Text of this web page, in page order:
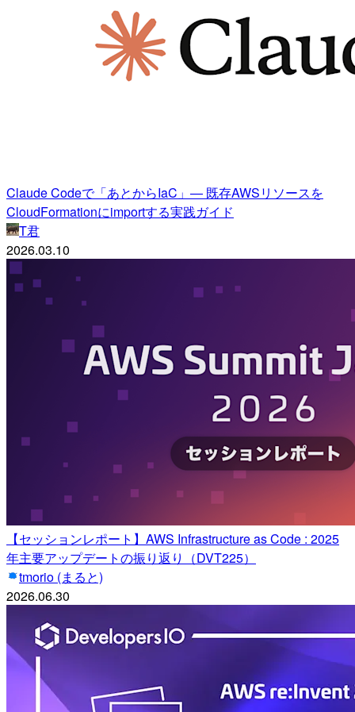
Claude Codeで「あとからIaC」— 既存AWSリソースを
CloudFormationにimportする実践ガイド
T君
2026.03.10
【セッションレポート】AWS Infrastructure as Code : 2025
年主要アップデートの振り返り（DVT225）
tmorio (まると)
2026.06.30